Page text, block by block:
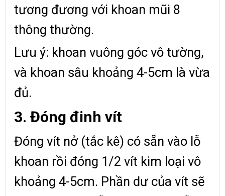
tương đương với khoan mũi 8
thông thường.
Lưu ý: khoan vuông góc vô tường,
và khoan sâu khoảng 4-5cm là vừa
đủ.
3. Đóng đinh vít
Đóng vít nở (tắc kê) có sẵn vào lỗ
khoan rồi đóng 1/2 vít kim loại vô
khoảng 4-5cm. Phần dư của vít sẽ